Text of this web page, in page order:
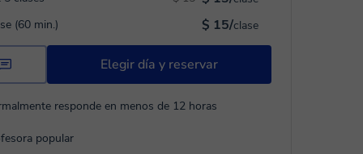
(60 min.)
$ 15/clase
Elegir día y reservar
responde en menos de 12 horas
popular